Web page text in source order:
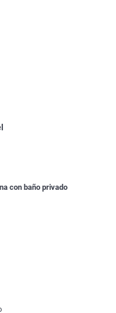
con baño privado